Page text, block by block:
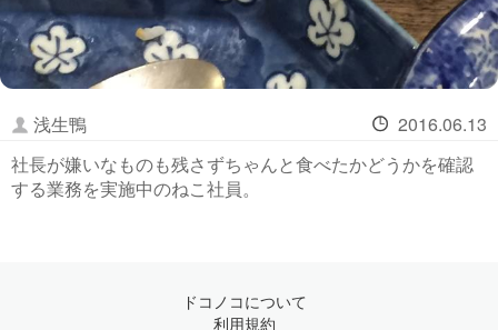
浅生鴨
2016.06.13
社長が嫌いなものも残さずちゃんと食べたかどうかを確認
する業務を実施中のねこ社員。
ドコノコについて
利用規約